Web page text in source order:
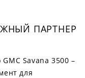
ПАРТНЕР
Savana 3500 –
для